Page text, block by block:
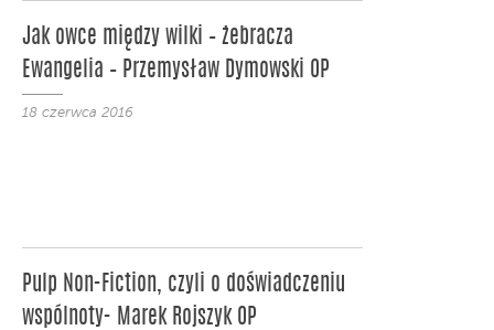
Jak owce między wilki – żebracza
Ewangelia – Przemysław Dymowski OP
18 czerwca 2016
Pulp Non-Fiction, czyli o doświadczeniu
wspólnoty- Marek Rojszyk OP